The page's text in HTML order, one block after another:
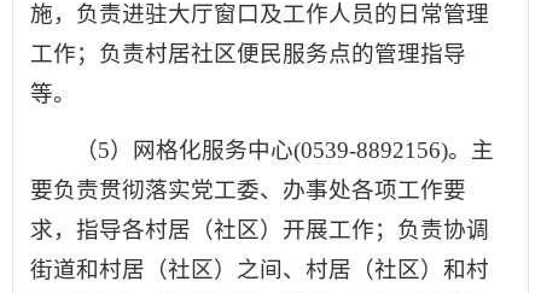
施，负责进驻大厅窗口及工作人员的日常管理
工作；负责村居社区便民服务点的管理指导
等。
（5）网格化服务中心(0539-8892156)。主
要负责贯彻落实党工委、办事处各项工作要
求，指导各村居（社区）开展工作；负责协调
街道和村居（社区）之间、村居（社区）和村